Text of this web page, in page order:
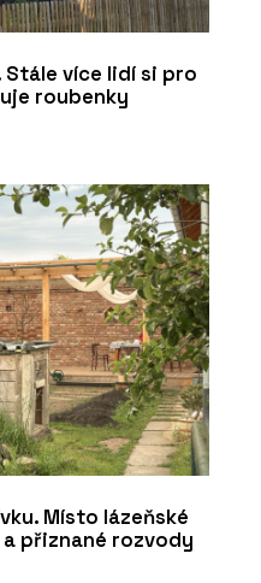
Stále více lidí si pro
roubenky
Místo lázeňské
přiznané rozvody